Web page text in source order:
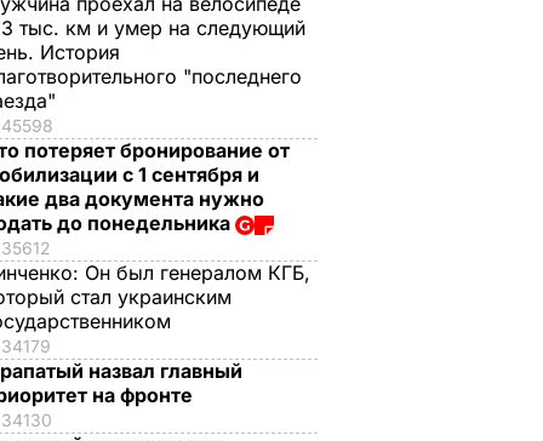
тыс. км и умер на следующий
История
"последнего
45598
потеряет бронирование от
с 1 сентября и
два документа нужно
до понедельника
35612
Он был генералом КГБ,
стал украинским
34179
назвал главный
на фронте
34130